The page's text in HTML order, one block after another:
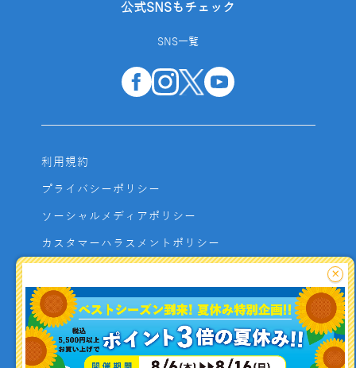
公式SNSもチェック
SNS一覧
利用規約
プライバシーポリシー
ソーシャルメディアポリシー
カスタマーハラスメントポリシー
よくあるご質問
お問い合わせ
利用者資金の保全方法
×